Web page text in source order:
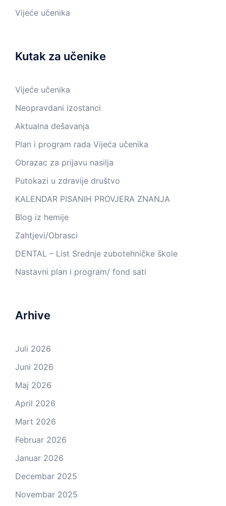
Vijeće učenika
Kutak za učenike
Vijeće učenika
Neopravdani izostanci
Aktualna dešavanja
Plan i program rada Vijeća učenika
Obrazac za prijavu nasilja
Putokazi u zdravije društvo
KALENDAR PISANIH PROVJERA ZNANJA
Blog iz hemije
Zahtjevi/Obrasci
DENTAL – List Srednje zubotehničke škole
Nastavni plan i program/ fond sati
Arhive
Juli 2026
Juni 2026
Maj 2026
April 2026
Mart 2026
Februar 2026
Januar 2026
Decembar 2025
Novembar 2025